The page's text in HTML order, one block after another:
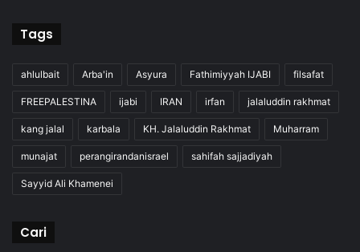
Tags
ahlulbait Arba'in Asyura Fathimiyyah IJABI filsafat
FREEPALESTINA ijabi IRAN irfan jalaluddin rakhmat
kang jalal karbala KH. Jalaluddin Rakhmat Muharram
munajat perangirandanisrael sahifah sajjadiyah
Sayyid Ali Khamenei
Cari